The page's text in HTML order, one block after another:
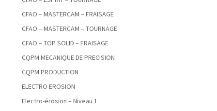
CFAO – MASTERCAM – FRAISAGE
CFAO – MASTERCAM – TOURNAGE
CFAO – TOP SOLID – FRAISAGE
CQPM MECANIQUE DE PRECISION
CQPM PRODUCTION
ELECTRO EROSION
Electro-érosion – Niveau 1